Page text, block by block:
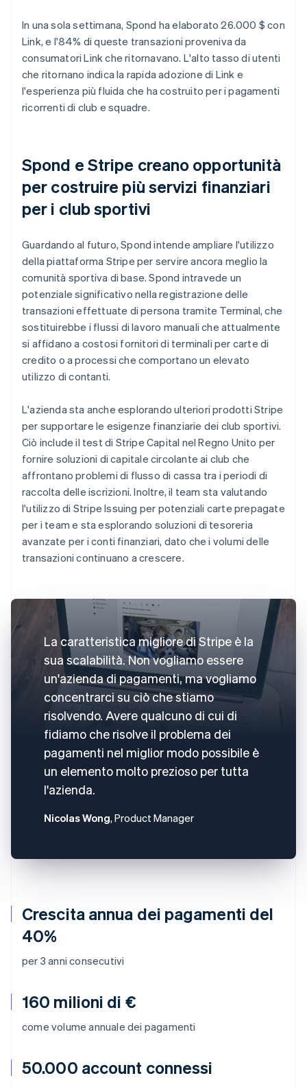
Crescita annua dei pagamenti del
40%
per 3 anni consecutivi
160 milioni di €
come volume annuale dei pagamenti
50.000 account connessi
In una sola settimana, Spond ha elaborato 26.000 $ con
Link, e l'84% di queste transazioni proveniva da
consumatori Link che ritornavano. L'alto tasso di utenti
che ritornano indica la rapida adozione di Link e
l'esperienza più fluida che ha costruito per i pagamenti
ricorrenti di club e squadre.
Spond e Stripe creano opportunità
per costruire più servizi finanziari
per i club sportivi
Guardando al futuro, Spond intende ampliare l'utilizzo
della piattaforma Stripe per servire ancora meglio la
comunità sportiva di base. Spond intravede un
potenziale significativo nella registrazione delle
transazioni effettuate di persona tramite Terminal, che
sostituirebbe i flussi di lavoro manuali che attualmente
si affidano a costosi fornitori di terminali per carte di
credito o a processi che comportano un elevato
utilizzo di contanti.
L'azienda sta anche esplorando ulteriori prodotti Stripe
per supportare le esigenze finanziarie dei club sportivi.
Ciò include il test di Stripe Capital nel Regno Unito per
fornire soluzioni di capitale circolante ai club che
affrontano problemi di flusso di cassa tra i periodi di
raccolta delle iscrizioni. Inoltre, il team sta valutando
l'utilizzo di Stripe Issuing per potenziali carte prepagate
per i team e sta esplorando soluzioni di tesoreria
avanzate per i conti finanziari, dato che i volumi delle
transazioni continuano a crescere.
La caratteristica migliore di Stripe è la
sua scalabilità. Non vogliamo essere
un'azienda di pagamenti, ma vogliamo
concentrarci su ciò che stiamo
risolvendo. Avere qualcuno di cui di
fidiamo che risolve il problema dei
pagamenti nel miglior modo possibile è
un elemento molto prezioso per tutta
l'azienda.
Nicolas Wong, Product Manager